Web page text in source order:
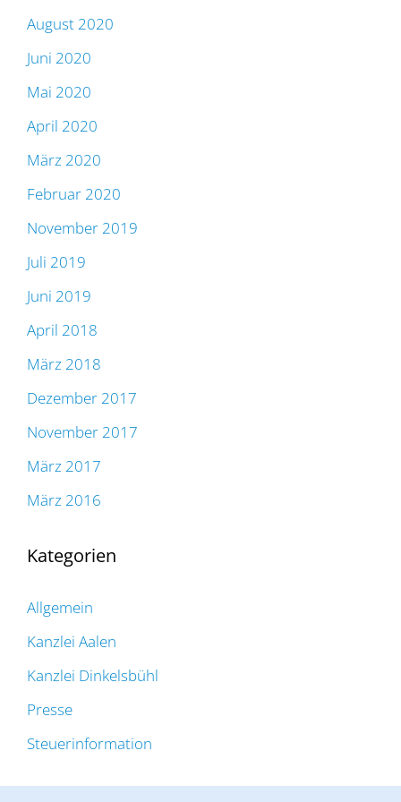
August 2020
Juni 2020
Mai 2020
April 2020
März 2020
Februar 2020
November 2019
Juli 2019
Juni 2019
April 2018
März 2018
Dezember 2017
November 2017
März 2017
März 2016
Kategorien
Allgemein
Kanzlei Aalen
Kanzlei Dinkelsbühl
Presse
Steuerinformation